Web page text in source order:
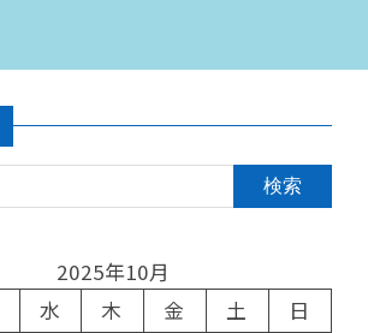
2025年10月
水 木 金 土
日